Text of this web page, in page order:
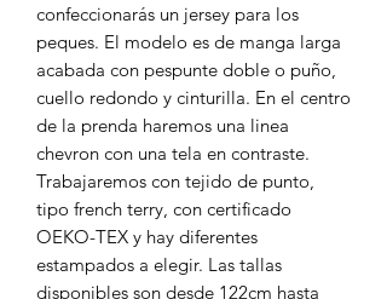
confeccionarás un jersey para los
peques. El modelo es de manga larga
acabada con pespunte doble o puño,
cuello redondo y cinturilla. En el centro
de la prenda haremos una linea
chevron con una tela en contraste.
Trabajaremos con tejido de punto,
tipo french terry, con certificado
OEKO-TEX y hay diferentes
estampados a elegir. Las tallas
disponibles son desde 122cm hasta